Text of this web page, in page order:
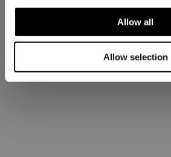
Allow all
Allow selection